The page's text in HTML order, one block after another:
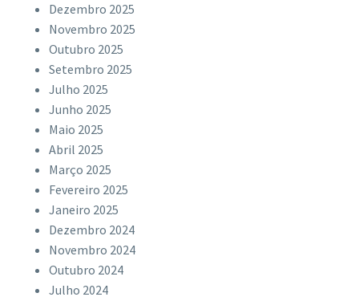
Dezembro 2025
Novembro 2025
Outubro 2025
Setembro 2025
Julho 2025
Junho 2025
Maio 2025
Abril 2025
Março 2025
Fevereiro 2025
Janeiro 2025
Dezembro 2024
Novembro 2024
Outubro 2024
Julho 2024